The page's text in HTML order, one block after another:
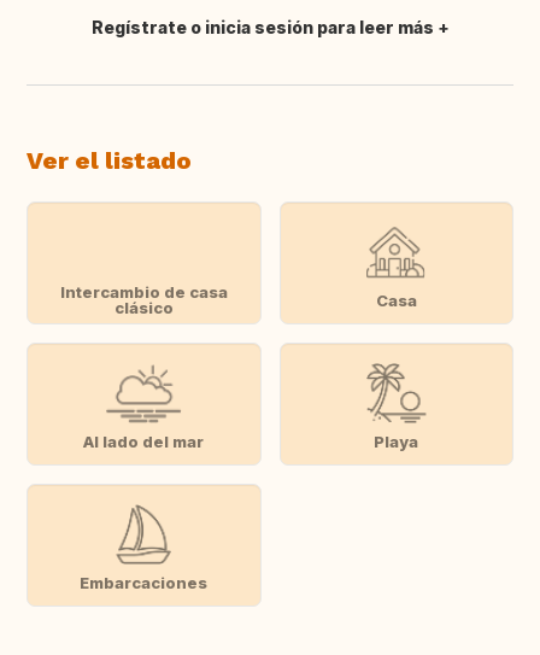
Traducir
Regístrate o inicia sesión para leer más
Ver el listado
Intercambio de casa
clásico
Casa
Al lado del mar Playa
Embarcaciones